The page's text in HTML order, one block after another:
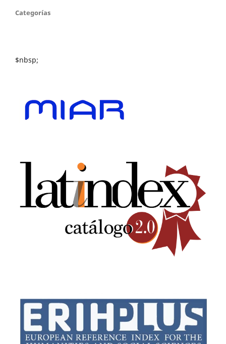
Categorías
$nbsp;